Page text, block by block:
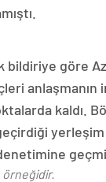
bildiriye göre
anlaşmanın
kaldı.
örneğidir.